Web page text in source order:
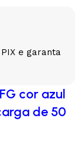
e garanta
cor azul
de 50